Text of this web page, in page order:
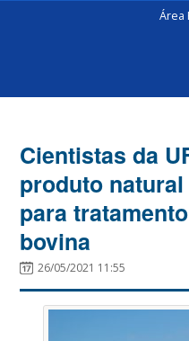
Área
Cientistas da
produto
para
bovina
26/05/2021 11:55